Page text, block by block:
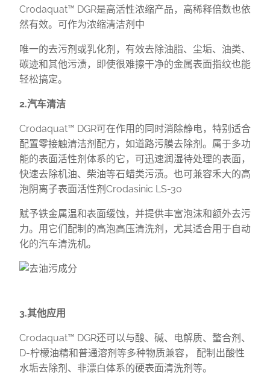
Crodaquat™ DGR是高活性浓缩产品，高稀释倍数也依
然有效。可作为浓缩清洁剂中
唯一的去污剂或乳化剂，有效去除油脂、尘垢、油类、
碳迹和其他污渍，即使很难擦干净的金属表面指纹也能
轻松搞定。
2.汽车清洁
Crodaquat™ DGR可在作用的同时消除静电，特别适合
配置零接触清洁剂配方，如道路污膜去除剂。属于多功
能的表面活性剂体系的它，可迅速润湿待处理的表面，
快速去除机油、柴油等石蜡类污渍。也可兼容禾大的高
泡阴离子表面活性剂Crodasinic LS-30
赋予铁金属温和表面缓蚀，并提供丰富泡沫和额外去污
力。用它们配制的高泡高压清洗剂，尤其适合用于自动
化的汽车清洗机。
3.其他应用
Crodaquat™ DGR还可以与酸、碱、电解质、螯合剂、
D-柠檬油精和普通溶剂等多种物质兼容， 配制出酸性
水垢去除剂、非漂白体系的硬表面清洗剂等。